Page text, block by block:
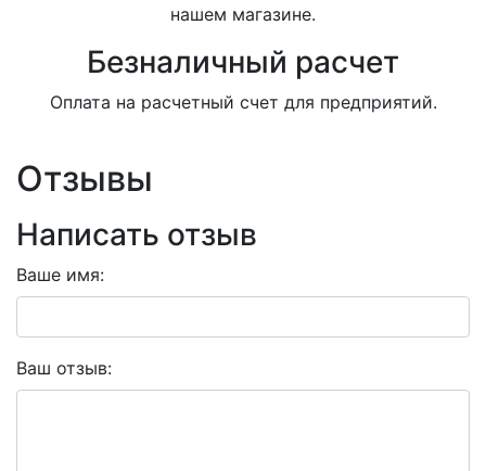
нашем магазине.
Безналичный расчет
Оплата на расчетный счет для предприятий.
Отзывы
Написать отзыв
Ваше имя:
Ваш отзыв: